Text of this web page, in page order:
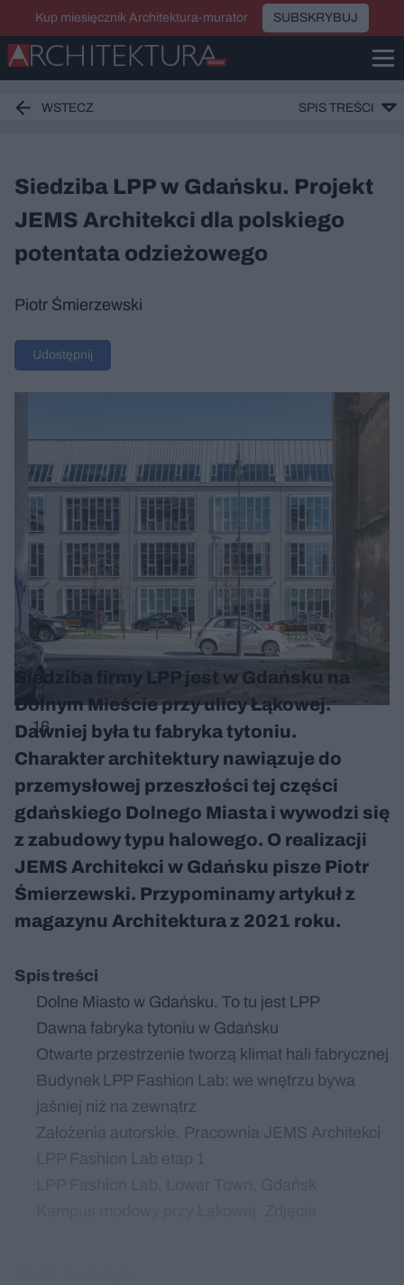
Kup miesięcznik Architektura-murator SUBSKRYBUJ
WSTECZ SPIS TREŚCI
Siedziba LPP w Gdańsku. Projekt
JEMS Architekci dla polskiego
potentata odzieżowego
Piotr Śmierzewski
Udostępnij
16
Siedziba firmy LPP jest w Gdańsku na
Dolnym Mieście przy ulicy Łąkowej.
Dawniej była tu fabryka tytoniu.
Charakter architektury nawiązuje do
przemysłowej przeszłości tej części
gdańskiego Dolnego Miasta i wywodzi się
z zabudowy typu halowego. O realizacji
JEMS Architekci w Gdańsku pisze Piotr
Śmierzewski. Przypominamy artykuł z
magazynu Architektura z 2021 roku.
Spis treści
Dolne Miasto w Gdańsku. To tu jest LPP
Dawna fabryka tytoniu w Gdańsku
Otwarte przestrzenie tworzą klimat hali fabrycznej
Budynek LPP Fashion Lab: we wnętrzu bywa
jaśniej niż na zewnątrz
Założenia autorskie. Pracownia JEMS Architekci
LPP Fashion Lab etap 1